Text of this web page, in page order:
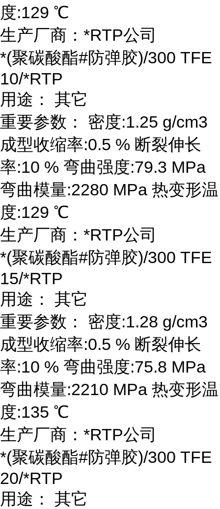
度:129 ℃
生产厂商：*RTP公司
*(聚碳酸酯#防弹胶)/300 TFE
10/*RTP
用途： 其它
重要参数： 密度:1.25 g/cm3
成型收缩率:0.5 % 断裂伸长
率:10 % 弯曲强度:79.3 MPa
弯曲模量:2280 MPa 热变形温
度:129 ℃
生产厂商：*RTP公司
*(聚碳酸酯#防弹胶)/300 TFE
15/*RTP
用途： 其它
重要参数： 密度:1.28 g/cm3
成型收缩率:0.5 % 断裂伸长
率:10 % 弯曲强度:75.8 MPa
弯曲模量:2210 MPa 热变形温
度:135 ℃
生产厂商：*RTP公司
*(聚碳酸酯#防弹胶)/300 TFE
20/*RTP
用途： 其它